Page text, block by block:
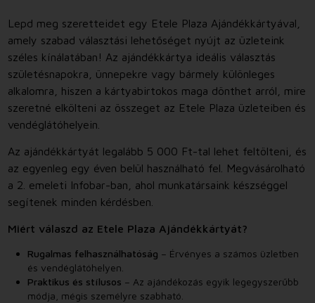
Lepd meg szeretteidet egy Etele Plaza Ajándékkártyával,
amely szabad választási lehetőséget nyújt az üzleteink
széles kínálatában! Az ajándékkártya ideális választás
születésnapokra, ünnepekre vagy bármely különleges
alkalomra, hiszen a kártyabirtokos maga dönthet arról, mire
szeretné elkölteni az összeget az Etele Plaza üzleteiben és
vendéglátóhelyein.
Az ajándékkártyát legalább 5 000 Ft-tal lehet feltölteni, és
az egyenleg egy éven belül használható fel. Megvásárolható
a 2. emeleti Infobar-ban, ahol munkatársaink készséggel
segítenek minden kérdésben.
Miért válaszd az Etele Plaza Ajándékkártyát?
Rugalmas felhasználhatóság – Érvényes a számos üzletben
és vendéglátóhelyen.
Praktikus és stílusos – Az ajándékozás egyik legegyszerűbb
módja, mégis személyre szabható.